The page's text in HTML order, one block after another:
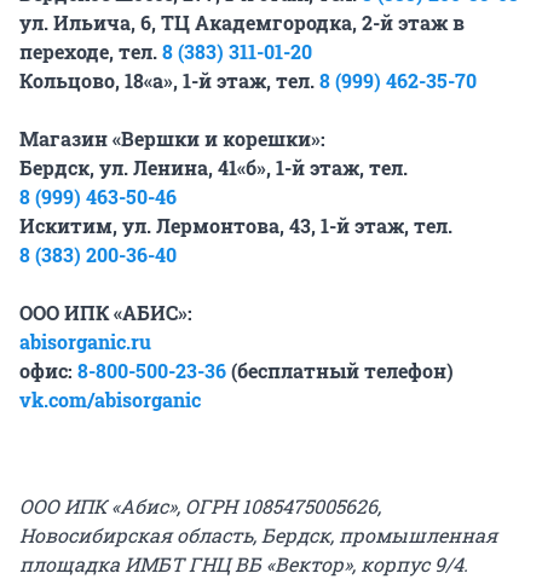
ул. Ильича, 6, ТЦ Академгородка, 2-й этаж в
переходе, тел.8 (383) 311-01-20
Кольцово, 18«а», 1-й этаж, тел.8 (999) 462-35-70
Магазин «Вершки и корешки»:
Бердск, ул. Ленина, 41«б», 1-й этаж, тел.
8 (999) 463-50-46
Искитим, ул. Лермонтова, 43, 1-й этаж, тел.
8 (383) 200-36-40
ООО ИПК «АБИС»:
abisorganic.ru
офис: 8-800-500-23-36(бесплатный телефон)
vk.com/abisorganic
ООО ИПК «Абис», ОГРН 1085475005626,
Новосибирская область, Бердск, промышленная
площадка ИМБТ ГНЦ ВБ «Вектор», корпус 9/4.